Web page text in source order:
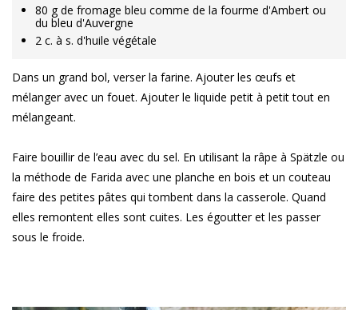
80 g de fromage bleu comme de la fourme d'Ambert ou
du bleu d'Auvergne
2 c. à s. d'huile végétale
Dans un grand bol, verser la farine. Ajouter les œufs et
mélanger avec un fouet. Ajouter le liquide petit à petit tout en
mélangeant.
Faire bouillir de l’eau avec du sel. En utilisant la râpe à Spätzle ou
la méthode de Farida avec une planche en bois et un couteau
faire des petites pâtes qui tombent dans la casserole. Quand
elles remontent elles sont cuites. Les égoutter et les passer
sous le froide.